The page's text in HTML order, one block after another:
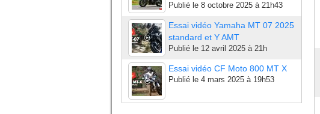
Publié le 8 octobre 2025 à 21h43
Essai vidéo Yamaha MT 07 2025
standard et Y AMT
Publié le 12 avril 2025 à 21h
Essai vidéo CF Moto 800 MT X
Publié le 4 mars 2025 à 19h53